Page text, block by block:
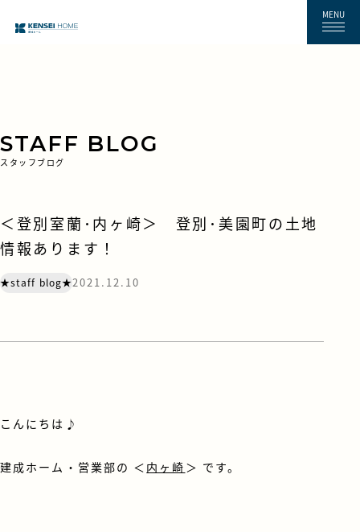
MENU
STAFF BLOG
スタッフブログ
＜登別室蘭･内ヶ崎＞ 登別･美園町の土地
情報あります！
★staff blog★2021.12.10
こんにちは♪
建成ホーム・営業部の ＜ 内ヶ崎 ＞ です。